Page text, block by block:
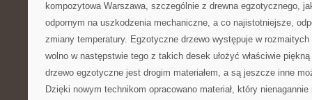
kompozytowa Warszawa, szczególnie z drewna egzotycznego,
odpornym na uszkodzenia mechaniczne, a co najistotniejsze,
zmiany temperatury. Egzotyczne drzewo występuje w
wolno w następstwie tego z takich desek ułożyć właściwie
drzewo egzotyczne jest drogim materiałem, a są jeszcze inne
Dzięki nowym technikom opracowano materiał, który